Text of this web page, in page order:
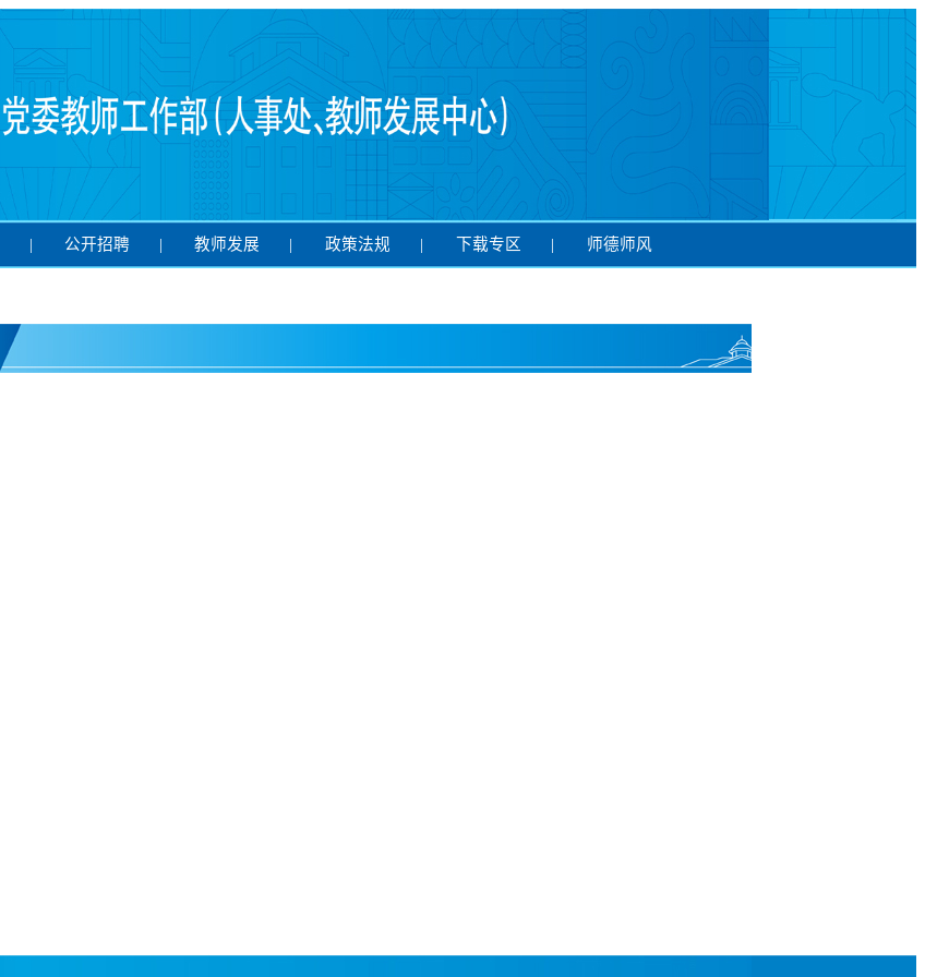
| 公开招聘 | 教师发展 | 政策法规 | 下载专区 | 师德师风